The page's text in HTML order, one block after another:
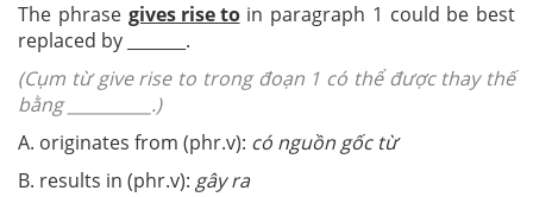
The phrase gives rise toin paragraph 1 could be best
replaced by _______.
(Cụm từ give rise to trong đoạn 1 có thể được thay thế
bằng __________.)
A. originates from (phr.v): có nguồn gốc từ
B. results in (phr.v): gây ra